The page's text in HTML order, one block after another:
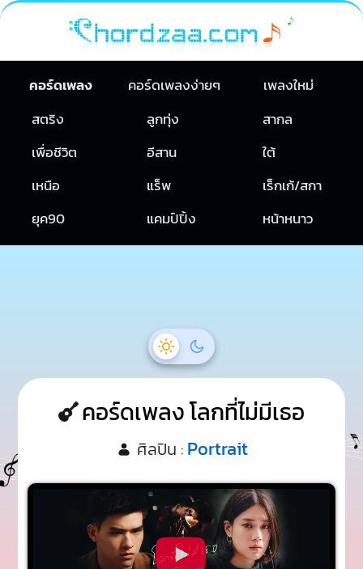
คอร์ดเพลง คอร์ดเพลงง่ายๆ
เพลงใหม่
สตริง
ลูกทุ่ง
สากล
เพื่อชีวิต
อีสาน
ใต้
เหนือ
แร็พ
เร็กเก้/สกา
ยุค90
แคมป์ปิ้ง หน้าหนาว
คอร์ดเพลง โลกที่ไม่มีเธอ
ศิลปิน : Portrait